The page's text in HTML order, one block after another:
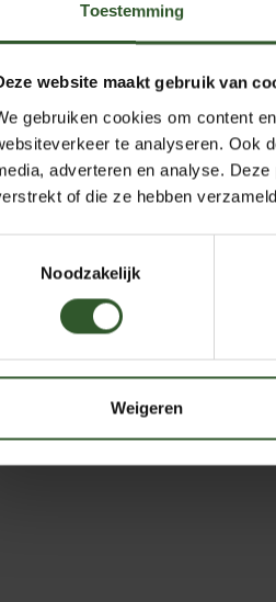
Toestemming
website maakt gebruik van
gebruiken cookies om content
te analyseren. Ook
adverteren en analyse.
of die ze hebben
Noodzakelijk
Weigeren